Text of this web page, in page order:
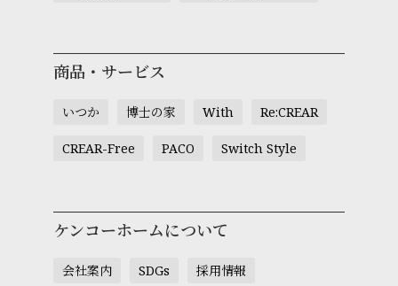
商品・サービス
いつか 博士の家 With Re:CREAR
CREAR-Free PACO Switch Style
ケンコーホームについて
会社案内 SDGs 採用情報